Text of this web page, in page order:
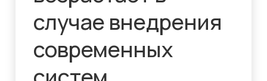
случае внедрения
современных